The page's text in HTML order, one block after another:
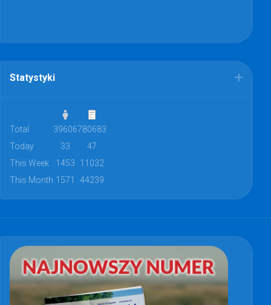
Statystyki
Total 39606780683
Today
33
47
This Week
1453
11032
This Month 1571 44239